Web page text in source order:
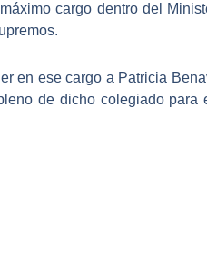
cargo dentro del
en ese cargo a Patricia
de dicho colegiado para